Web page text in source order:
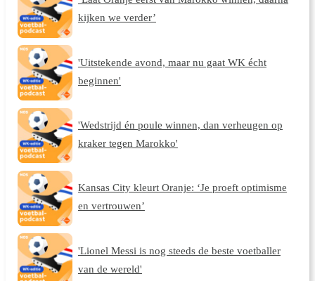
kijken we verder’
'Uitstekende avond, maar nu gaat WK écht
beginnen'
'Wedstrijd én poule winnen, dan verheugen op
kraker tegen Marokko'
Kansas City kleurt Oranje: ‘Je proeft optimisme
en vertrouwen’
'Lionel Messi is nog steeds de beste voetballer
van de wereld'